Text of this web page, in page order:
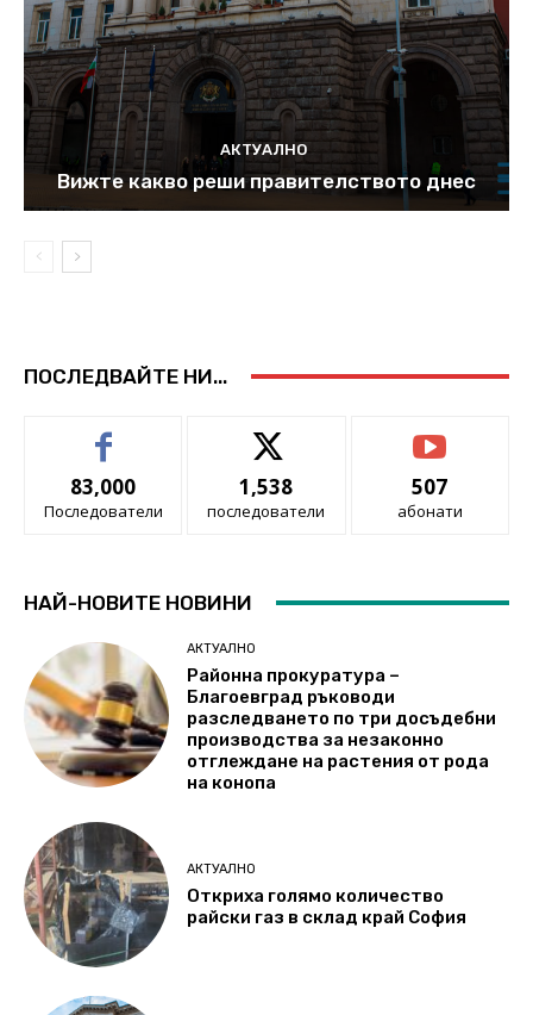
АКТУАЛНО
Вижте какво реши правителството днес
ПОСЛЕДВАЙТЕ НИ...
83,000
Последователи
1,538
последователи
507
абонати
НАЙ-НОВИТЕ НОВИНИ
АКТУАЛНО
Районна прокуратура –
Благоевград ръководи
разследването по три досъдебни
производства за незаконно
отглеждане на растения от рода
на конопа
АКТУАЛНО
Откриха голямо количество
райски газ в склад край София